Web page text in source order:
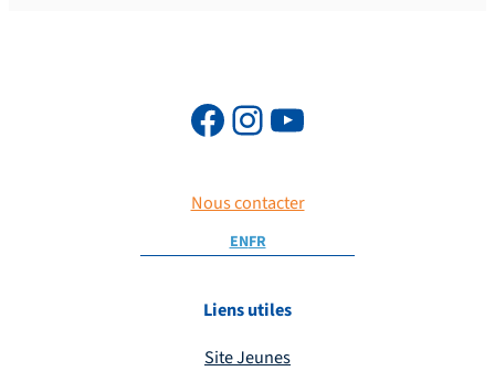
Nous contacter
ENFR
Liens utiles
Site Jeunes